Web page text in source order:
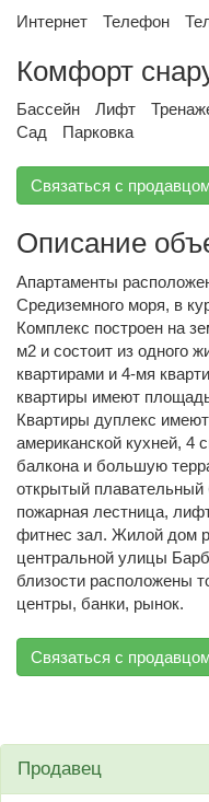
Интернет Телефон
Комфорт
Бассейн Лифт
Сад
Парковка
Связаться с
Описание
Апартаменты
Средиземного моря, в
Комплекс построен на
м2 и состоит из одного
квартирами и 4-мя
квартиры имеют
Квартиры дуплекс
американской кухней, 4
балкона и большую
открытый плавательный
пожарная лестница,
фитнес зал. Жилой дом
центральной улицы
близости расположены
центры, банки, рынок.
Связаться с
Продавец